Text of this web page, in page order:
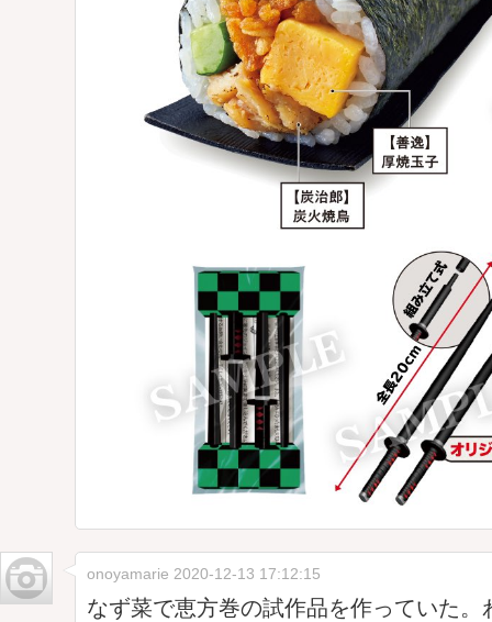
onoyamarie 2020-12-13 17:12:15
なず菜で恵方巻の試作品を作っていた。